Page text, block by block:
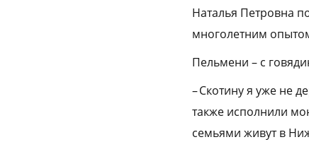
Наталья Петровна
многолетним
Пельмени – с
– Скотину я уже не
также исполнили
семьями живут в